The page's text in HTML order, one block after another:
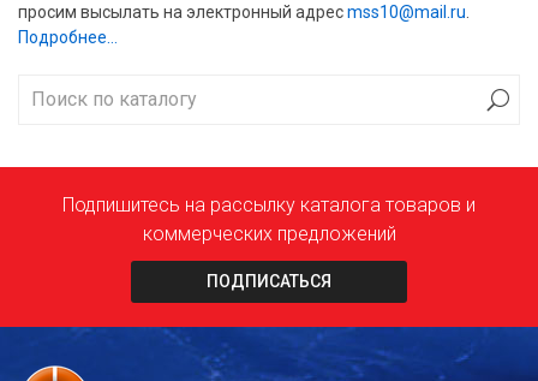
просим высылать на электронный адресmss10@mail.ru
Подробнее…
Подпишитесь на рассылку каталога товаров и
коммерческих предложений
ПОДПИСАТЬСЯ